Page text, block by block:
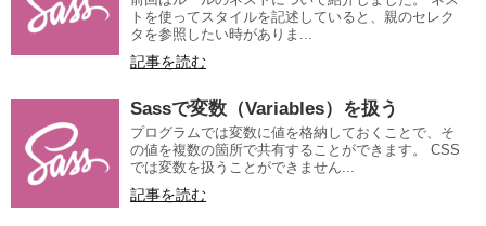
トを使ってスタイルを記述していると、親のセレク
タを参照したい時がありま...
記事を読む
Sassで変数（Variables）を扱う
プログラムでは変数に値を格納しておくことで、そ
の値を複数の箇所で共有することができます。 CSS
では変数を扱うことができません...
記事を読む